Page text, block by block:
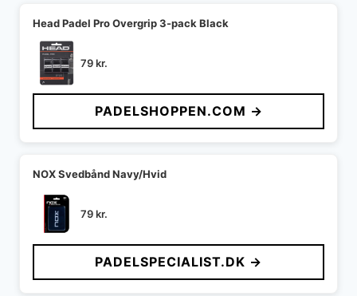
Head Padel Pro Overgrip 3-pack Black
79kr.
PADELSHOPPEN.COM →
NOX Svedbånd Navy/Hvid
79kr.
PADELSPECIALIST.DK →